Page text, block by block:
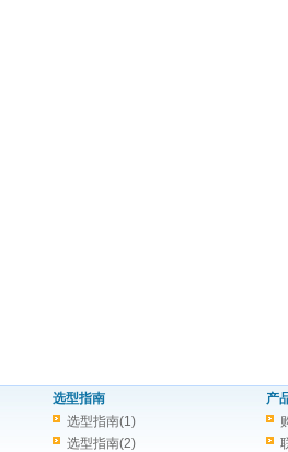
选型指南
选型指南(1)
选型指南(2)
产